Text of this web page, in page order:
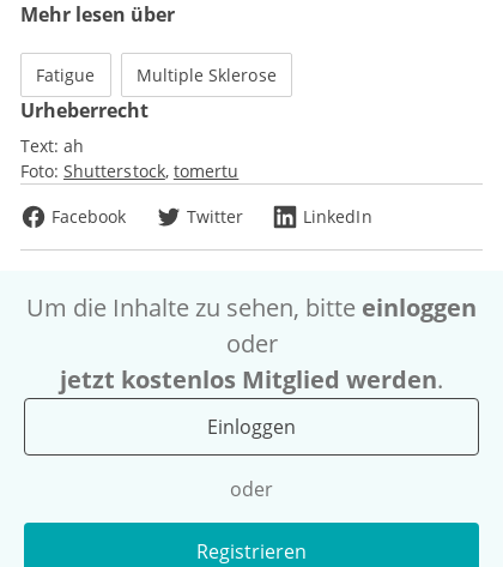
Mehr lesen über
Fatigue Multiple Sklerose
Urheberrecht
Text: ah
Foto: Shutterstock tomertu
Facebook
Twitter LinkedIn
Um die Inhalte zu sehen, bitte einloggen
oder
jetzt kostenlos Mitglied werden.
Einloggen
oder
Registrieren